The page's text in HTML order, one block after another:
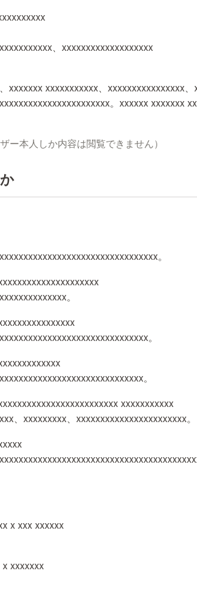
、xxxxxxxxxxxxxxxxxxx
xxxxxxx xxxxxxxxxxx、xxxxxxxxxxxxxxxx
。xxxxxx xxxxxxx
ー本人しか内容は閲覧できません）
。
。
。
。
xxxxxxxxxxx
、xxxxxxxxx、xxxxxxxxxxxxxxxxxxxxxxx。
x xxx xxxxxx
xxxxxxx